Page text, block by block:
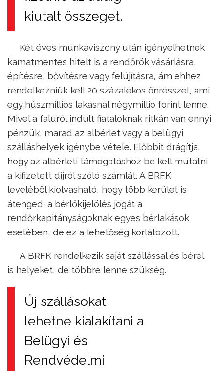
kiutalt összeget.
Két éves munkaviszony után igényelhetnek
kamatmentes hitelt is a rendőrök vásárlásra,
építésre, bővítésre vagy felújításra, ám ehhez
rendelkezniük kell 20 százalékos önrésszel, ami
egy húszmilliós lakásnál négymillió forint lenne.
Mivel a faluról indult fiataloknak ritkán van ennyi
pénzük, marad az albérlet vagy a belügyi
szálláshelyek igénybe vétele. Előbbit drágítja,
hogy az albérleti támogatáshoz be kell mutatni
a kifizetett díjról szóló számlát. A BRFK
leveléből kiolvasható, hogy több kerület is
átengedi a bérlőkijelölés jogát a
rendőrkapitányságoknak egyes bérlakások
esetében, de ez a lehetőség korlátozott.
A BRFK rendelkezik saját szállással és bérel
is helyeket, de többre lenne szükség.
Új szállásokat
lehetne kialakítani a
Belügyi és
Rendvédelmi